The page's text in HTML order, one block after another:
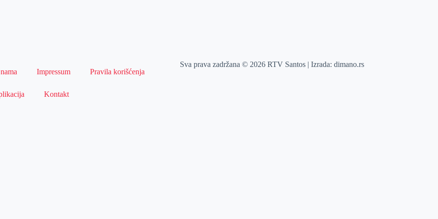
Impressum Pravila korišćenja
Kontakt
Sva prava zadržana © 2026 RTV Santos | Izrada:dimano.rs